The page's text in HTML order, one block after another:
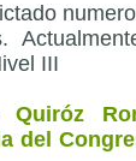
III
Quiróz
del